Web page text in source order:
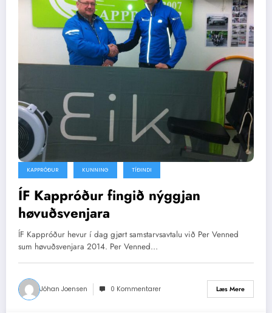
KAPPRÓÐUR KUNNING TÍÐINDI
ÍF Kappróður fingið nýggjan
høvuðsvenjara
ÍF Kappróður hevur í dag gjørt samstarvsavtalu við Per Venned
sum høvuðsvenjara 2014. Per Venned…
Jóhan Joensen 0 Kommentarer Læs Mere